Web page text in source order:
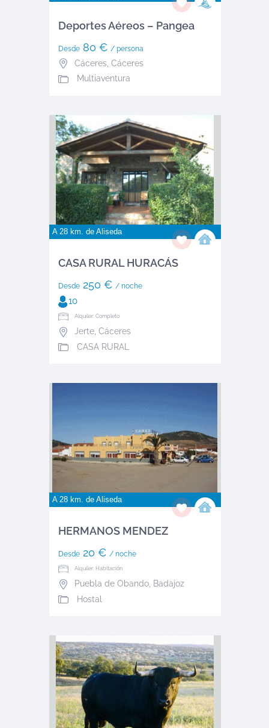
Deportes Aéreos – Pangea
Desde80 € / persona
Cáceres, Cáceres
Multiaventura
A 28 km. de Aliseda
CASA RURAL HURACÁS
Desde250 € / noche
10
Alquiler: Completo
Jerte, Cáceres
CASA RURAL
A 28 km. de Aliseda
HERMANOS MENDEZ
Desde20 € / noche
Alquiler: Habitación
Puebla de Obando, Badajoz
Hostal